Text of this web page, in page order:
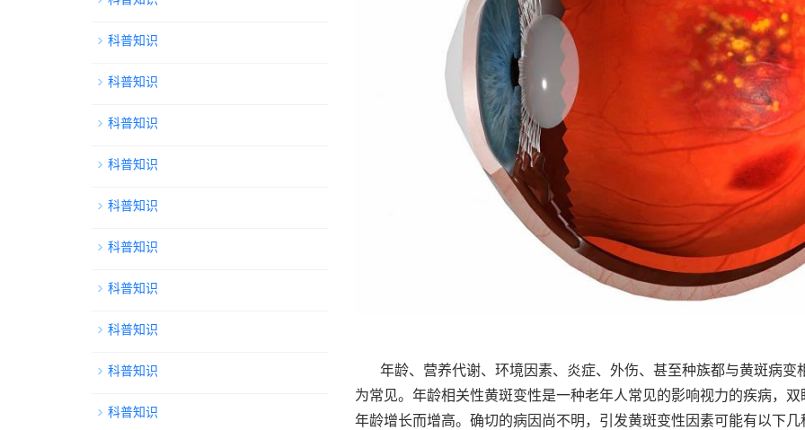
年龄、营养代谢、环境因素、炎症、外伤、甚至种族都与黄斑病
为常见。年龄相关性黄斑变性是一种老年人常见的影响视力的疾病，
年龄增长而增高。确切的病因尚不明，引发黄斑变性因素可能有以下几
科普知识
科普知识
科普知识
科普知识
科普知识
科普知识
科普知识
科普知识
科普知识
科普知识